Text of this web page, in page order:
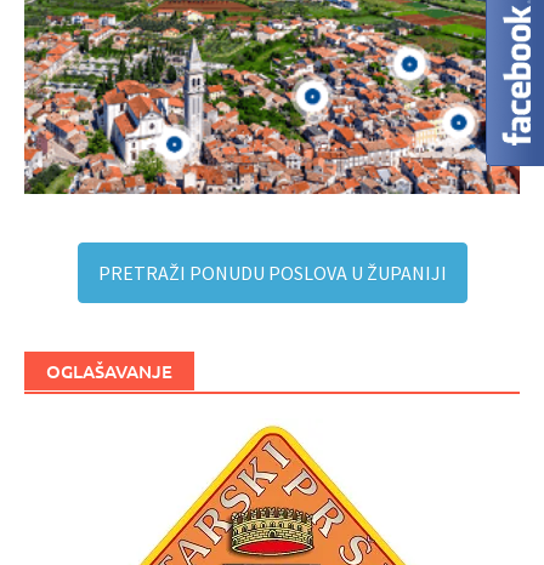
PRETRAŽI PONUDU POSLOVA U ŽUPANIJI
OGLAŠAVANJE